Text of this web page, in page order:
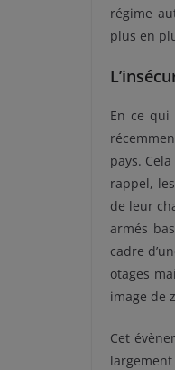
régime
plus en
En ce qui
pays.
rappel,
de leur
armés
cadre
otages
image de
Cet